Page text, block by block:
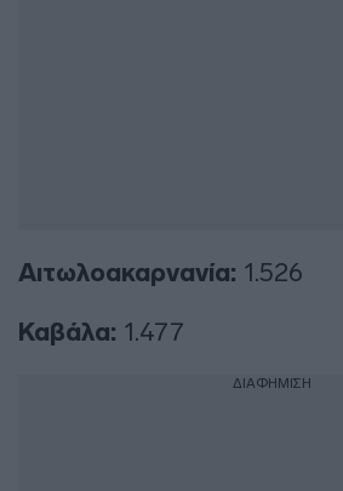
Αιτωλοακαρνανία: 1.526
Καβάλα: 1.477
ΔΙΑΦΗΜΙΣΗ